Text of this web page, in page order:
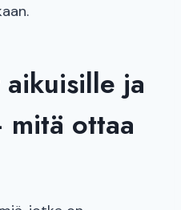
ja
ottaa